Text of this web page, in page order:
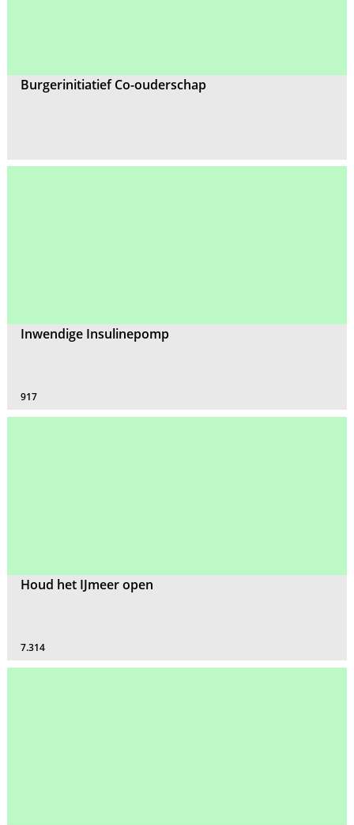
Burgerinitiatief Co-ouderschap
Inwendige Insulinepomp
917
Houd het IJmeer open
7.314